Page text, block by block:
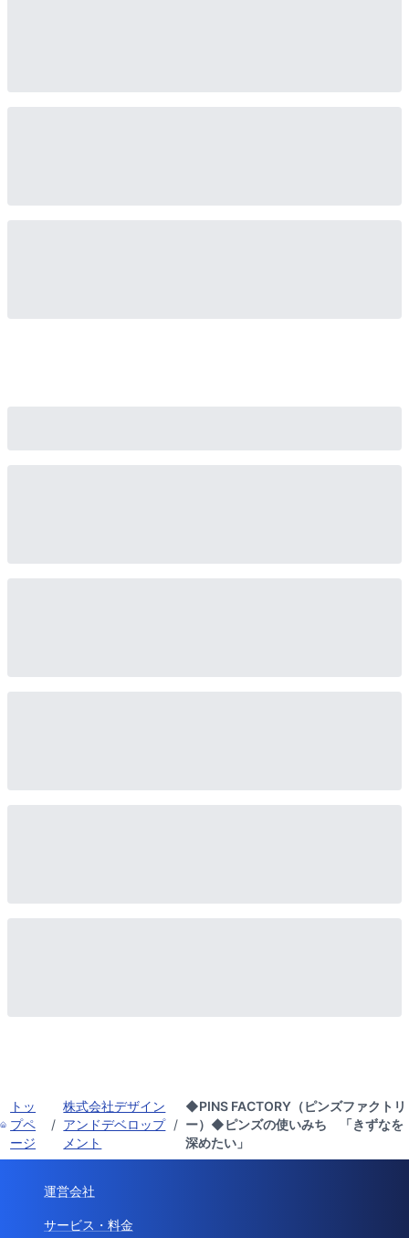
トッ
プペ
ージ
/
株式会社デザイン
アンドデベロップ
メント
/
◆PINS FACTORY（ピンズファクトリ
ー）◆ピンズの使いみち 「きずなを
深めたい」
運営会社
サービス・料金